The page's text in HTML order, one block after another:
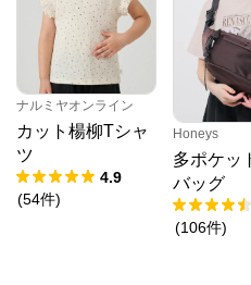
ナルミヤオンライン
カット楊柳Tシャ
ツ
4.9
(54件)
Honeys
多ポケッ
バッグ
(106件)
クロスプラス オ
公式
※外部サイト